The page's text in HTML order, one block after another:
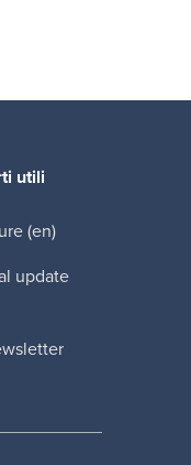
utili
(en)
update